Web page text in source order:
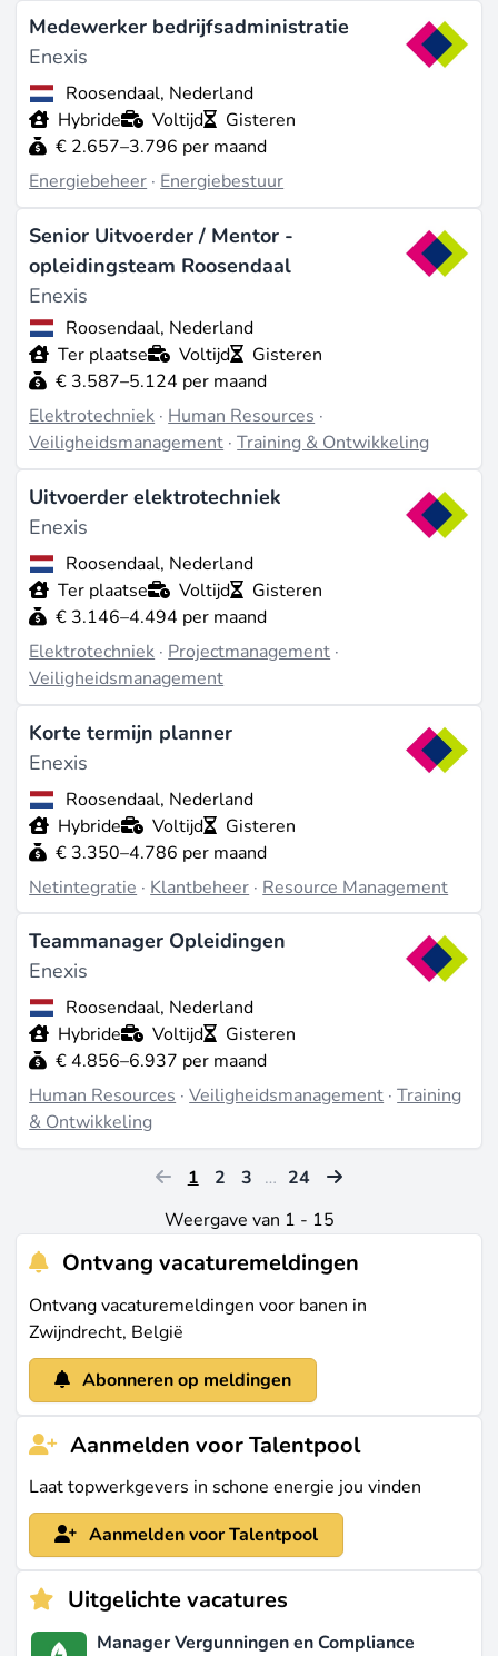
Medewerker bedrijfsadministratie
Enexis
Roosendaal, Nederland
Hybride
Voltijd
Gisteren
€ 2.657–3.796 per maand
Energiebeheer·Energiebestuur
Senior Uitvoerder / Mentor -
opleidingsteam Roosendaal
Enexis
Roosendaal, Nederland
Ter plaatse
Voltijd
Gisteren
€ 3.587–5.124 per maand
Elektrotechniek·Human Resources·
Veiligheidsmanagement·Training & Ontwikkeling
Uitvoerder elektrotechniek
Enexis
Roosendaal, Nederland
Ter plaatse
Voltijd
Gisteren
€ 3.146–4.494 per maand
Elektrotechniek · Projectmanagement ·
Veiligheidsmanagement
Korte termijn planner
Enexis
Roosendaal, Nederland
Hybride
Voltijd
Gisteren
€ 3.350–4.786 per maand
Netintegratie · Klantbeheer · Resource Management
Teammanager Opleidingen
Enexis
Roosendaal, Nederland
Hybride
Voltijd
Gisteren
€ 4.856–6.937 per maand
Human Resources ·Veiligheidsmanagement ·Training
& Ontwikkeling
1 2 3 … 24
Weergave van 1 - 15
Ontvang vacaturemeldingen
Ontvang vacaturemeldingen voor banen in
Zwijndrecht, België
Abonneren op meldingen
Aanmelden voor Talentpool
Laat topwerkgevers in schone energie jou vinden
Aanmelden voor Talentpool
Uitgelichte vacatures
Manager Vergunningen en Compliance